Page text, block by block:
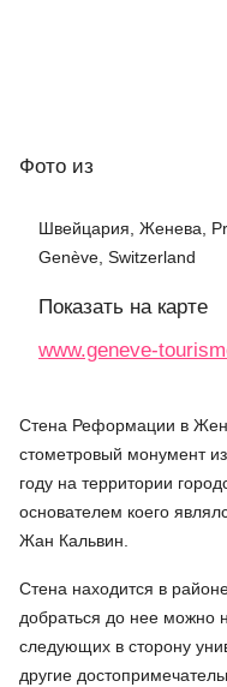
Фото из
Швейцария, Женева,
Genève, Switzerland
Показать на карте
www.geneve-
Стена Реформации в
стометровый монумент
году на территории
основателем коего
Жан Кальвин.
Стена находится в
добраться до нее можно
следующих в сторону
другие